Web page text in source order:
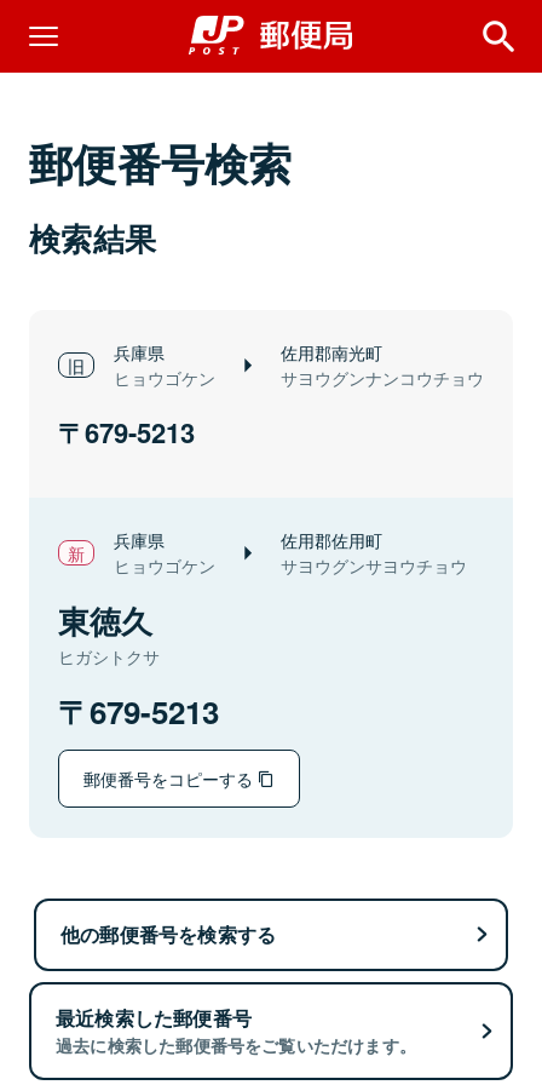
郵便番号検索
検索結果
兵庫県
ヒョウゴケン
佐用郡南光町
サヨウグンナンコウチョウ
679-5213
兵庫県
ヒョウゴケン
佐用郡佐用町
サヨウグンサヨウチョウ
東徳久
ヒガシトクサ
679-5213
郵便番号をコピーする
他の郵便番号を検索する
最近検索した郵便番号
過去に検索した郵便番号をご覧いただけます。